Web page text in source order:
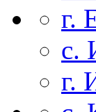
г.
с.
г.